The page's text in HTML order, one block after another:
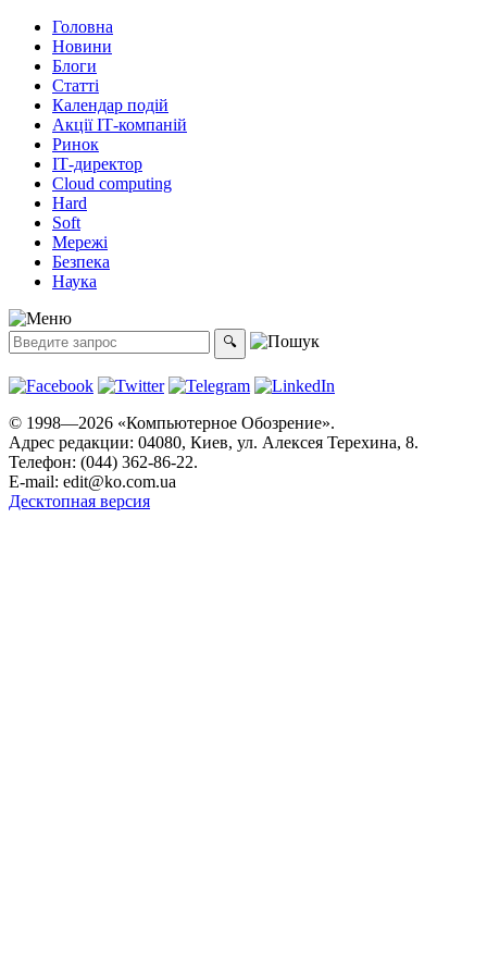
Головна
Новини
Блоги
Статті
Календар подій
Акції ІТ-компаній
Ринок
ІТ-директор
Cloud computing
Hard
Soft
Мережі
Безпека
Наука
© 1998—2026 «Компьютерное Обозрение».
Адрес редакции: 04080, Киев, ул. Алексея Терехина, 8.
Телефон: (044) 362-86-22.
E-mail: edit@ko.com.ua
Десктопная версия